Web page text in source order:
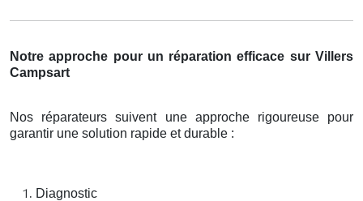
Notre approche pour un réparation efficace sur Villers
Campsart
Nos réparateurs suivent une approche rigoureuse pour
garantir une solution rapide et durable :
Diagnostic